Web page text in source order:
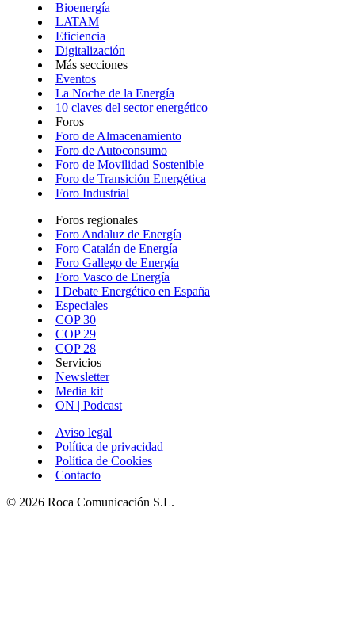
Bioenergía
LATAM
Eficiencia
Digitalización
Más secciones
Eventos
La Noche de la Energía
10 claves del sector energético
Foros
Foro de Almacenamiento
Foro de Autoconsumo
Foro de Movilidad Sostenible
Foro de Transición Energética
Foro Industrial
Foros regionales
Foro Andaluz de Energía
Foro Catalán de Energía
Foro Gallego de Energía
Foro Vasco de Energía
I Debate Energético en España
Especiales
COP 30
COP 29
COP 28
Servicios
Newsletter
Media kit
ON | Podcast
Aviso legal
Política de privacidad
Política de Cookies
Contacto
© 2026 Roca Comunicación S.L.